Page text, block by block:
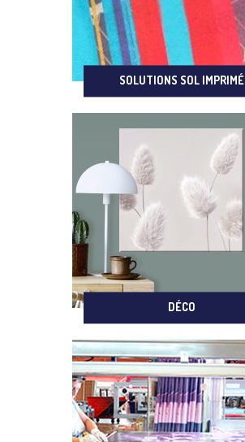
SOLUTIONS SOL IMPRIMÉ
DÉCO